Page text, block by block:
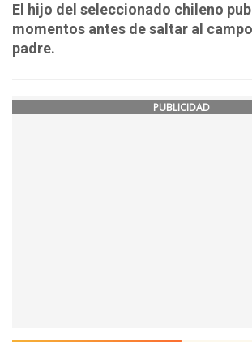
El hijo del seleccionado chileno
momentos antes de saltar al
padre.
PUBLICIDAD